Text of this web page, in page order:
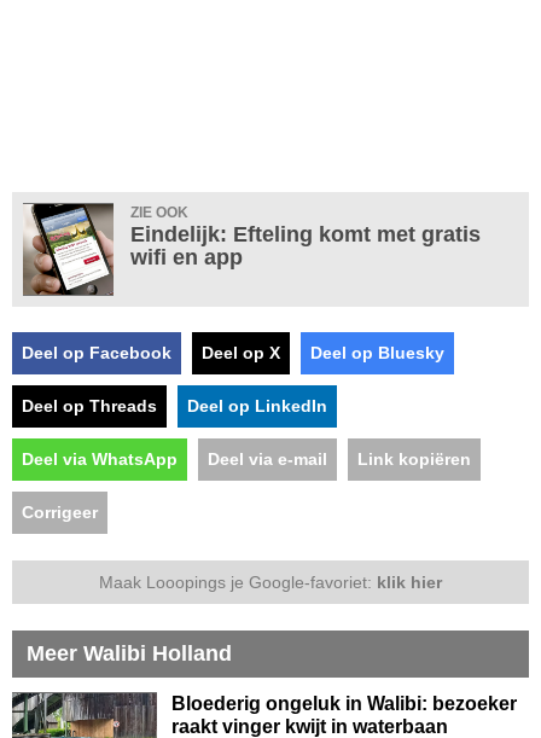
ZIE OOK
Eindelijk: Efteling komt met gratis
wifi en app
Deel op Facebook Deel op X Deel op Bluesky
Deel op Threads Deel op LinkedIn
Deel via WhatsApp Deel via e-mail Link kopiëren
Corrigeer
Maak Looopings je Google-favoriet: klik hier
Meer Walibi Holland
Bloederig ongeluk in Walibi: bezoeker
raakt vinger kwijt in waterbaan